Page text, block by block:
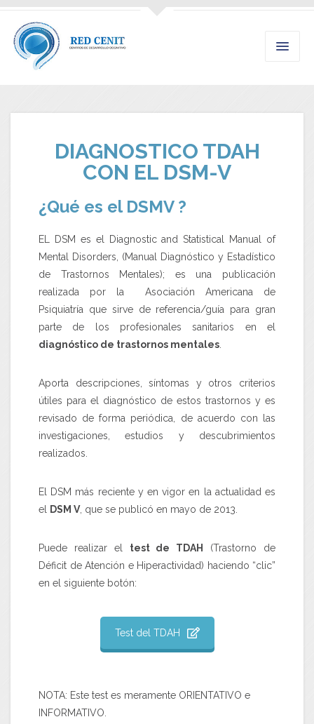
DIAGNOSTICO TDAH
CON EL DSM-V
¿Qué es el DSMV ?
EL DSM es el Diagnostic and Statistical Manual of
Mental Disorders, (Manual Diagnóstico y Estadístico
de Trastornos Mentales); es una publicación
realizada por la Asociación Americana de
Psiquiatría que sirve de referencia/guía para gran
parte de los profesionales sanitarios en el
diagnóstico de trastornos mentales.
Aporta descripciones, síntomas y otros criterios
útiles para el diagnóstico de estos trastornos y es
revisado de forma periódica, de acuerdo con las
investigaciones, estudios y descubrimientos
realizados.
El DSM más reciente y en vigor en la actualidad es
el DSM V, que se publicó en mayo de 2013.
Puede realizar el test de TDAH
(Trastorno de
Déficit de Atención e Hiperactividad) haciendo “clic”
en el siguiente botón:
Test del TDAH
NOTA: Este test es meramente ORIENTATIVO e
INFORMATIVO.